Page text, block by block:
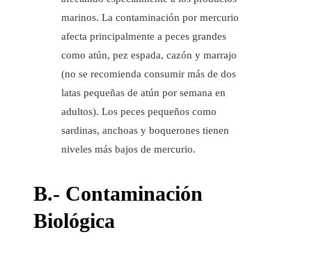
marinos. La contaminación por mercurio
afecta principalmente a peces grandes
como atún, pez espada, cazón y marrajo
(no se recomienda consumir más de dos
latas pequeñas de atún por semana en
adultos). Los peces pequeños como
sardinas, anchoas y boquerones tienen
niveles más bajos de mercurio.
B.- Contaminación
Biológica